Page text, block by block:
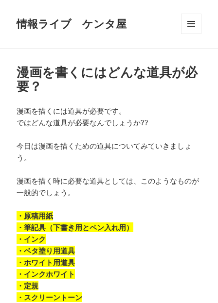
情報ライブ ケンタ屋
ット
漫画を書くにはどんな道具が必
要？
漫画を描くには道具が必要です。
ではどんな道具が必要なんでしょうか??
今日は漫画を描くための道具についてみていきましょ
う。
漫画を描く時に必要な道具としては、このようなものが
一般的でしょう。
・原稿用紙
・筆記具（下書き用とペン入れ用）
・インク
・ベタ塗り用道具
・ホワイト用道具
・インクホワイト
・定規
・スクリーントーン